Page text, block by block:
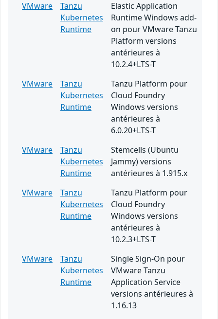
VMware
Tanzu
Kubernetes
Runtime
Elastic Application
Runtime Windows add-
on pour VMware Tanzu
Platform versions
antérieures à
10.2.4+LTS-T
VMware
Tanzu
Kubernetes
Runtime
Tanzu Platform pour
Cloud Foundry
Windows versions
antérieures à
6.0.20+LTS-T
VMware
Tanzu
Kubernetes
Runtime
Stemcells (Ubuntu
Jammy) versions
antérieures à 1.915.x
VMware
Tanzu
Kubernetes
Runtime
Tanzu Platform pour
Cloud Foundry
Windows versions
antérieures à
10.2.3+LTS-T
VMware
Tanzu
Kubernetes
Runtime
Single Sign-On pour
VMware Tanzu
Application Service
versions antérieures à
1.16.13